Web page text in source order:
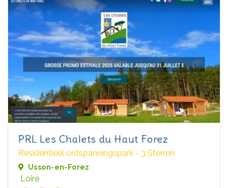
PRL Les Chalets du Haut Forez
Residentieel ontspanningspark - 3 Sterren
Usson-en-Forez
Loire